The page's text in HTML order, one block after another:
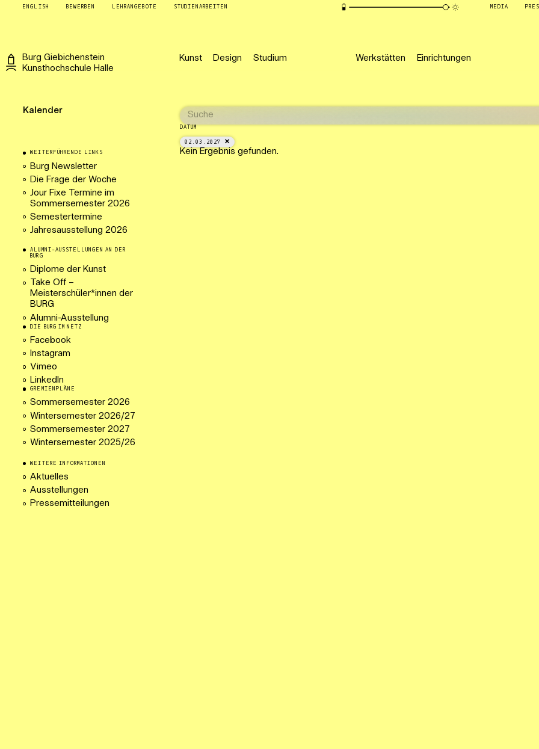
ENGLISH BEWERBEN LEHRANGEBOTE STUDIENARBEITEN MEDIA
Burg Giebichenstein
Kunsthochschule Halle
Kunst Design Studium Werkstätten Einrichtungen
DATUM
02.03.2027
Kein Ergebnis gefunden.
Kalender
WEITERFÜHRENDE LINKS
Burg Newsletter
Die Frage der Woche
Jour Fixe Termine im
Sommersemester 2026
Semestertermine
Jahresausstellung 2026
ALUMNI-AUSSTELLUNGEN AN DER
BURG
Diplome der Kunst
Take Off –
Meisterschüler*innen der
BURG
Alumni-Ausstellung
DIE BURG IM NETZ
Facebook
Instagram
Vimeo
LinkedIn
GREMIENPLÄNE
Sommersemester 2026
Wintersemester 2026/27
Sommersemester 2027
Wintersemester 2025/26
WEITERE INFORMATIONEN
Aktuelles
Ausstellungen
Pressemitteilungen